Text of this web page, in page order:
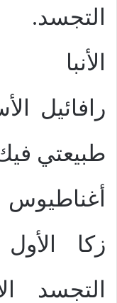
التجسد.
الأنبا
رافائيل
طبيعتي
أغناطيوس
زكا
التجسد